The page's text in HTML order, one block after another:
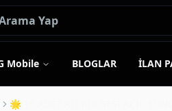
Mobile BLOGLAR İLAN
🌟 15 ADET RO BÖLGESİ AÇIK